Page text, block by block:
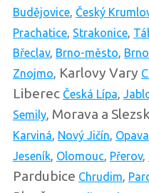
Budějovice, Český
Prachatice, Strakonice,
Břeclav, Brno-město,
Znojmo, Karlovy Vary
Liberec Česká Lípa,
Semily, Morava a
Karviná, Nový Jičín, Opava
Jeseník, Olomouc, Přerov,
Pardubice Chrudim,